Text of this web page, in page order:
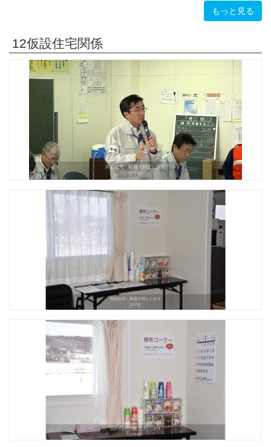
もっと見る
12仮設住宅関係